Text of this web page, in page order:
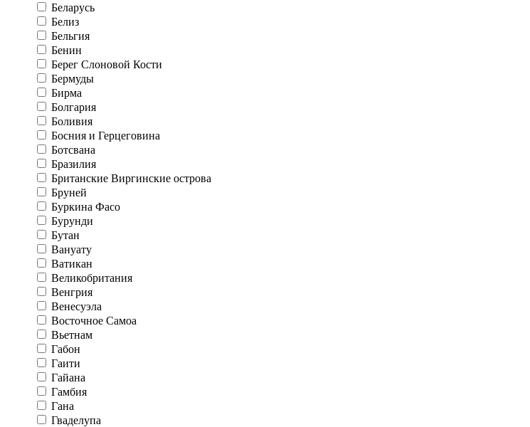
Беларусь
Белиз
Бельгия
Бенин
Берег Слоновой Кости
Бермуды
Бирма
Болгария
Боливия
Босния и Герцеговина
Ботсвана
Бразилия
Британские Виргинские острова
Бруней
Буркина Фасо
Бурунди
Бутан
Вануату
Ватикан
Великобритания
Венгрия
Венесуэла
Восточное Самоа
Вьетнам
Габон
Гаити
Гайана
Гамбия
Гана
Гваделупа